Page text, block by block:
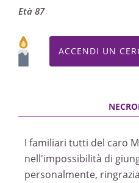
Età 87
ACCENDI UN
I familiari tutti del caro
nell'impossibilità di
personalmente,